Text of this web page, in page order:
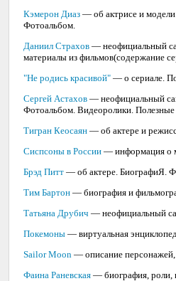
Кэмерон Диаз — об актрисе и
Фотоальбом.
Даниил Страхов — неофициальный
материалы из фильмов(содержание
"Не родись красивой" — о сериале.
Сергей Астахов — неофициальный
Фотоальбом. Видеоролики. Полезные
Тигран Кеосаян — об актере и
Сиспсоны в России — информация о
Брэд Питт — об актере. БиографиЯ.
Тим Бартон — биография и
Татьяна Друбич — неофициальный
Покемоны — виртуальная
Sailor Moon — описание персонажей,
Фаина Раневская — биография, роли,